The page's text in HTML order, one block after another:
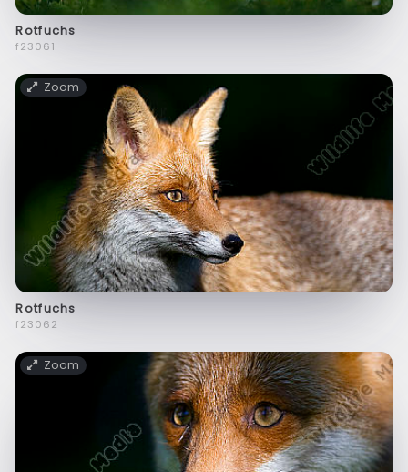
Rotfuchs
f23061
Zoom
Rotfuchs
f23062
Zoom